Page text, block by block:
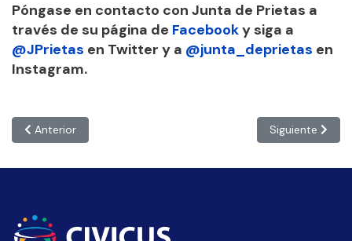
Póngase en contacto con Junta de Prietas a
través de su página de Facebooky siga a
@JPrietas en Twitter y a @junta_deprietas en
Instagram.
Artículo anterior: VENEZUELA: “La candidatura opositora trae
Anterior Artículo
Siguiente